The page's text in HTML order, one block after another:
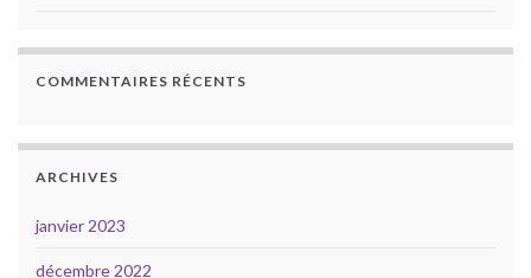
COMMENTAIRES RÉCENTS
ARCHIVES
janvier 2023
décembre 2022